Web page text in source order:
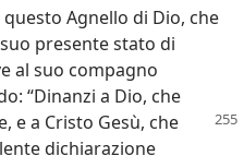
questo Agnello di Dio, che
presente stato di
al suo compagno
“Dinanzi a Dio, che
e a Cristo Gesù, che
dichiarazione